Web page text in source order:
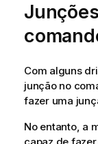
r
m
a
i
v
a
Com alguns
junção no
fazer uma
No entanto, a
capaz de